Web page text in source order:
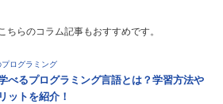
ちらのコラム記事もおすすめです。
ログラミング
べるプログラミング言語とは？学習方法や
ットを紹介！